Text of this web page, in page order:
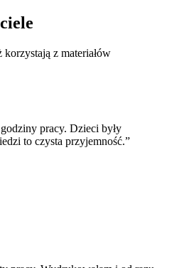
z materiałów
pracy. Dzieci były
to czysta przyjemność.”